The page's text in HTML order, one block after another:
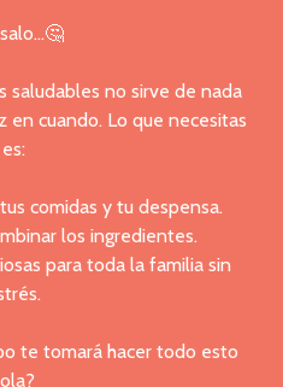
saludables no sirve de nada
en cuando. Lo que necesitas
es:
comidas y tu despensa.
los ingredientes.
para toda la familia sin
te tomará hacer todo esto